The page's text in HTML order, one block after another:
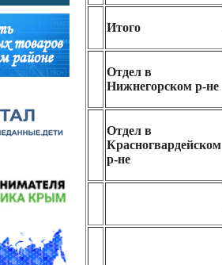
Итого
Отдел в
Нижнегорском р-не
Отдел в
Красногвардейском
р-не